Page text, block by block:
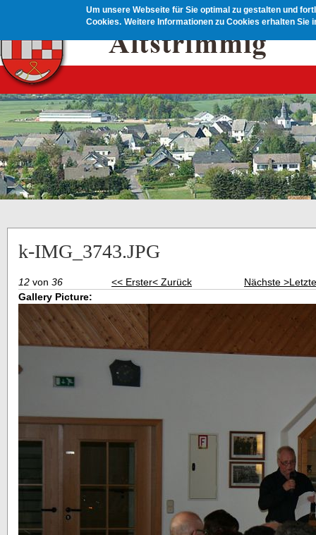
Um unsere Webseite für Sie optimal zu gestalten und
Cookies. Weitere Informationen zu Cookies erhalten Sie
k-IMG_3743.JPG
12 von 36 << Erster< Zurück Nächste >
Gallery Picture: